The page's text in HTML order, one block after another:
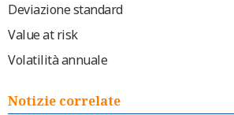
Deviazione standard
Value at risk
Volatilità annuale
Notizie correlate